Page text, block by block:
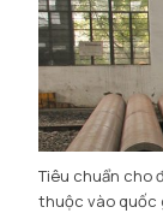
Tiêu chuẩn cho
thuộc vào quốc